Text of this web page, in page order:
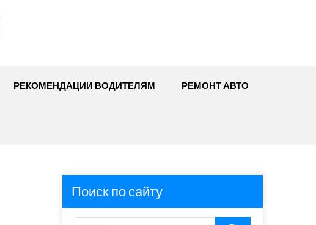
РЕКОМЕНДАЦИИ ВОДИТЕЛЯМ РЕМОНТ АВТО
Поиск по сайту